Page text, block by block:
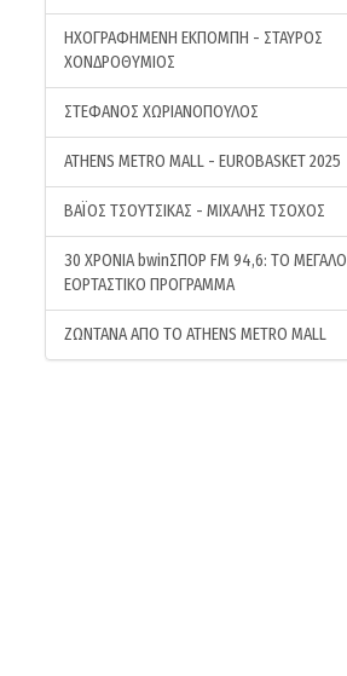
ΗΧΟΓΡΑΦΗΜΕΝΗ ΕΚΠΟΜΠΗ - ΣΤΑΥΡΟΣ
ΧΟΝΔΡΟΘΥΜΙΟΣ
ΣΤΕΦΑΝΟΣ ΧΩΡΙΑΝΟΠΟΥΛΟΣ
ATHENS METRO MALL - EUROBASKET 2025
ΒΑΪΟΣ ΤΣΟΥΤΣΙΚΑΣ - ΜΙΧΑΛΗΣ ΤΣΟΧΟΣ
30 ΧΡΟΝΙΑ bwinΣΠΟΡ FM 94,6: ΤΟ ΜΕΓΑΛΟ
ΕΟΡΤΑΣΤΙΚΟ ΠΡΟΓΡΑΜΜΑ
ΖΩΝΤΑΝΑ ΑΠΟ ΤΟ ATHENS METRO MALL